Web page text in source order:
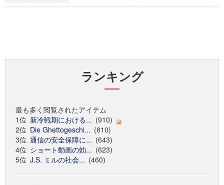
ランキング
最も多く閲覧されたアイテム
1位 新冷戦期における... (910)
2位 Die Ghettogeschi... (810)
3位 通信の安全保障に... (643)
4位 ショート動画の効... (623)
5位 J.S. ミルの社会... (460)